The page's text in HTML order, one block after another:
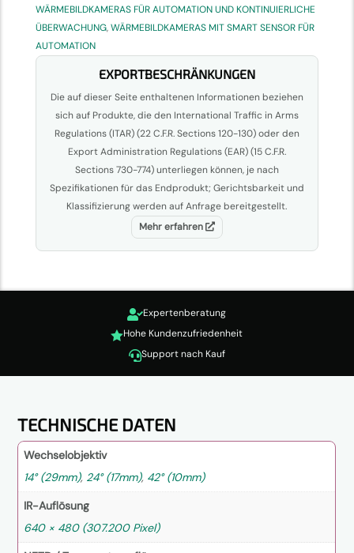
WÄRMEBILDKAMERAS FÜR AUTOMATION UND KONTINUIERLICHE
ÜBERWACHUNG,WÄRMEBILDKAMERAS MIT SMART SENSOR FÜR
AUTOMATION
EXPORTBESCHRÄNKUNGEN
Die auf dieser Seite enthaltenen Informationen beziehen
sich auf Produkte, die den International Traffic in Arms
Regulations (ITAR) (22 C.F.R. Sections 120-130) oder den
Export Administration Regulations (EAR) (15 C.F.R.
Sections 730-774) unterliegen können, je nach
Spezifikationen für das Endprodukt; Gerichtsbarkeit und
Klassifizierung werden auf Anfrage bereitgestellt.
Mehr erfahren
Expertenberatung
Hohe Kundenzufriedenheit
Support nach Kauf
TECHNISCHE DATEN
Wechselobjektiv
14° (29mm), 24° (17mm), 42° (10mm)
IR-Auflösung
640 × 480 (307.200 Pixel)